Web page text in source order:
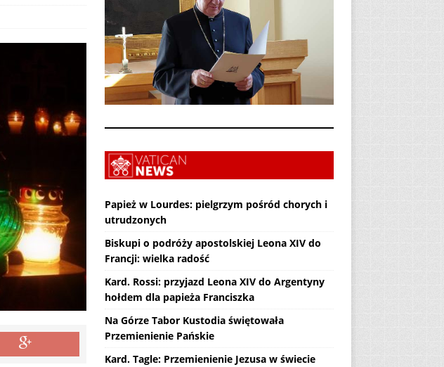
Papież w Lourdes: pielgrzym pośród chorych i
utrudzonych
Biskupi o podróży apostolskiej Leona XIV do
Francji: wielka radość
Kard. Rossi: przyjazd Leona XIV do Argentyny
hołdem dla papieża Franciszka
Na Górze Tabor Kustodia świętowała
Przemienienie Pańskie
Kard. Tagle: Przemienienie Jezusa w świecie